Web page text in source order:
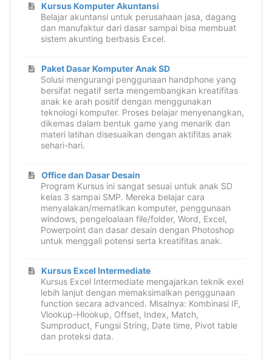
Kursus Komputer Akuntansi
Belajar akuntansi untuk perusahaan jasa, dagang
dan manufaktur dari dasar sampai bisa membuat
sistem akunting berbasis Excel.
Paket Dasar Komputer Anak SD
Solusi mengurangi penggunaan handphone yang
bersifat negatif serta mengembangkan kreatifitas
anak ke arah positif dengan menggunakan
teknologi komputer. Proses belajar menyenangkan,
dikemas dalam bentuk game yang menarik dan
materi latihan disesuaikan dengan aktifitas anak
sehari-hari.
Office dan Dasar Desain
Program Kursus ini sangat sesuai untuk anak SD
kelas 3 sampai SMP. Mereka belajar cara
menyalakan/mematikan komputer, penggunaan
windows, pengeloalaan file/folder, Word, Excel,
Powerpoint dan dasar desain dengan Photoshop
untuk menggali potensi serta kreatifitas anak.
Kursus Excel Intermediate
Kursus Excel Intermediate mengajarkan teknik exel
lebih lanjut dengan memaksimalkan penggunaan
function secara advanced. Misalnya: Kombinasi IF,
Vlookup-Hlookup, Offset, Index, Match,
Sumproduct, Fungsi String, Date time, Pivot table
dan proteksi data.